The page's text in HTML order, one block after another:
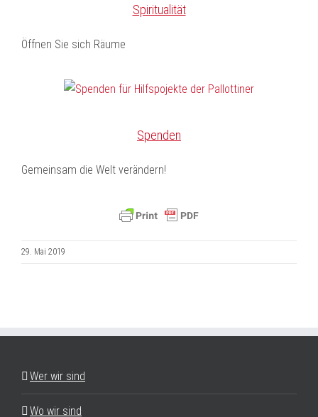
Spiritualität
Öffnen Sie sich Räume
Spenden
Gemeinsam die Welt verändern!
29. Mai 2019
Wer wir sind
Wo wir sind